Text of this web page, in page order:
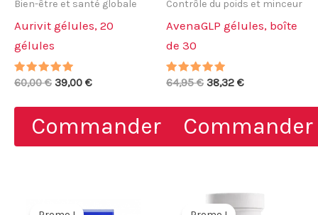
Bien-être et santé globale
Aurivit gélules, 20
gélules
Note
60,00€ Le
initial
était :
60,00 €.
39,00 €Le
actuel
est :
39,00 €.
Commander
Contrôle du poids et minceur
AvenaGLP gélules, boîte
de 30
Note
64,95€ Le
initial
était :
64,95 €.
38,32 €Le
actuel
est :
38,32 €.
Commander